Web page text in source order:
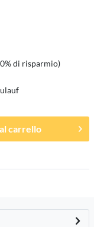
di risparmio)
carrello